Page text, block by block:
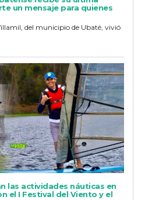
un mensaje para quienes
del municipio de Ubaté, vivió
las actividades náuticas en
el I Festival del Viento y el